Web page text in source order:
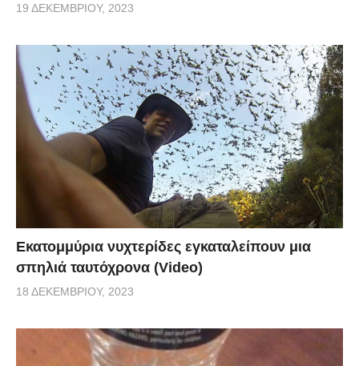
19 ΔΕΚΕΜΒΡΊΟΥ, 2023
Εκατομμύρια νυχτερίδες εγκαταλείπουν μια
σπηλιά ταυτόχρονα (Video)
18 ΔΕΚΕΜΒΡΊΟΥ, 2023